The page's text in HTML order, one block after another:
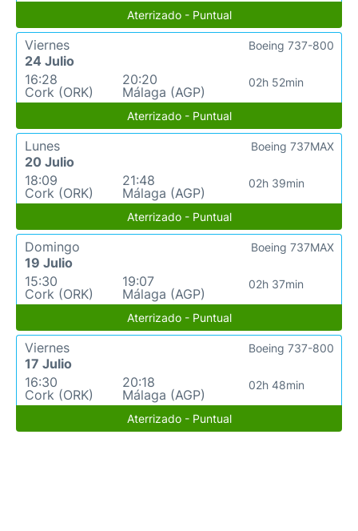
Aterrizado - Puntual
Viernes
24 Julio
16:28
Cork (ORK)
20:20
Málaga (AGP)
02h 52min
Boeing 737-800
Aterrizado - Puntual
Lunes
20 Julio
18:09
Cork (ORK)
21:48
Málaga (AGP)
02h 39min
Boeing 737MAX
Aterrizado - Puntual
Domingo
19 Julio
15:30
Cork (ORK)
19:07
Málaga (AGP)
02h 37min
Boeing 737MAX
Aterrizado - Puntual
Viernes
17 Julio
16:30
Cork (ORK)
20:18
Málaga (AGP)
02h 48min
Boeing 737-800
Aterrizado - Puntual